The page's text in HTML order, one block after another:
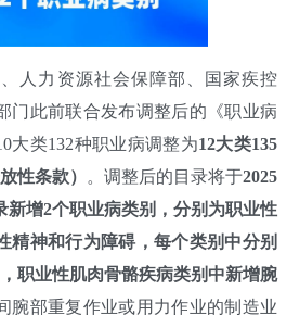
力资源社会保障部、国家疾控
门此前联合发布调整后的《职业病
大类132种职业病调整为12大类135
性条款）
。调整后的目录将于2025
新增2个职业病类别，分别为职业性
精神和行为障碍，每个类别中分别
职业性肌肉骨骼疾病类别中新增腕
腕部重复作业或用力作业的制造业